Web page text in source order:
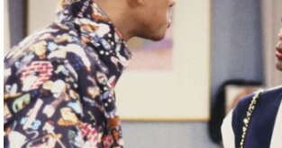
फै
श
न
घ
रे